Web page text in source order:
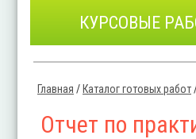
КУРСОВЫЕ
Главная / Каталог готовых работ
Отчет по